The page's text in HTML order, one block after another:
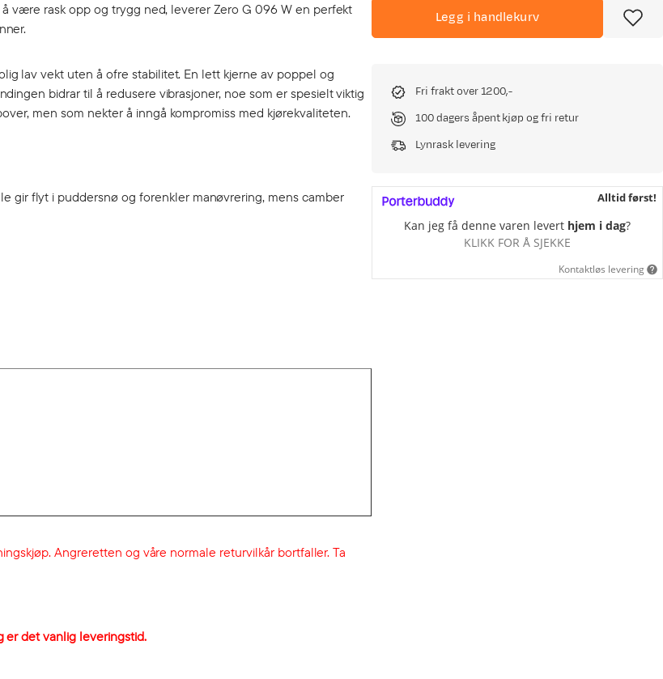
være rask opp og trygg ned, leverer Zero G 096 W en perfekt
lav vekt uten å ofre stabilitet. En lett kjerne av poppel og
bidrar til å redusere vibrasjoner, noe som er spesielt viktig
men som nekter å inngå kompromiss med kjørekvaliteten.
gir flyt i puddersnø og forenkler manøvrering, mens camber
Angreretten og våre normale returvilkår bortfaller. Ta
er det vanlig leveringstid.
Legg i handlekurv
Fri frakt over 1200,-
100 dagers åpent kjøp og fri retur
Lynrask levering
Alltid først!
Kan jeg få denne varen levert hjem i dag?
KLIKK FOR Å SJEKKE
Kontaktløs levering